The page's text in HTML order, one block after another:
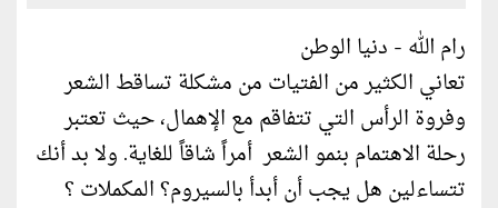
رام الله - دنيا الوطن
تعاني الكثير من الفتيات من مشكلة تساقط الشعر
وفروة الرأس التي تتفاقم مع الإهمال، حيث تعتبر
رحلة الاهتمام بنمو الشعر أمراً شاقاً للغاية. ولا بد أنك
تتساءلين هل يجب أن أبدأ بالسيروم؟ المكملات ؟